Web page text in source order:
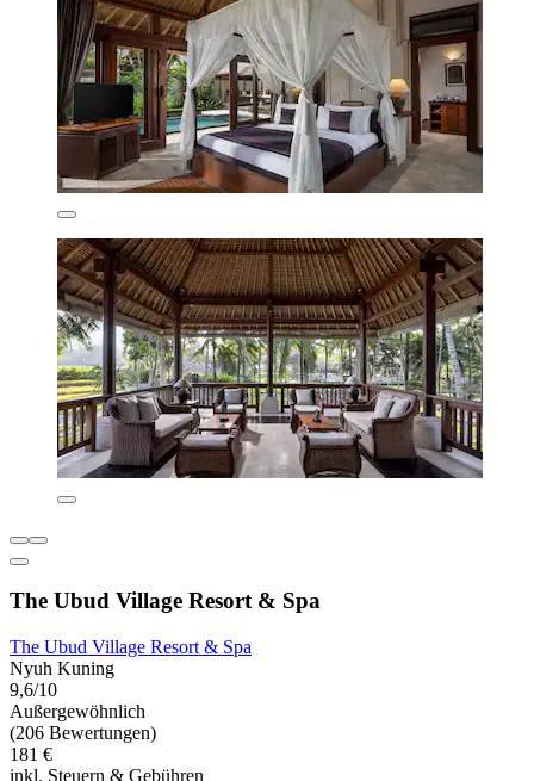
The Ubud Village Resort & Spa
The Ubud Village Resort & Spa
Nyuh Kuning
9,6/10
Außergewöhnlich
(206 Bewertungen)
181 €
inkl. Steuern & Gebühren